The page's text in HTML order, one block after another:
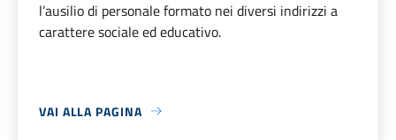
l’ausilio di personale formato nei diversi indirizzi a
carattere sociale ed educativo.
VAI ALLA PAGINA